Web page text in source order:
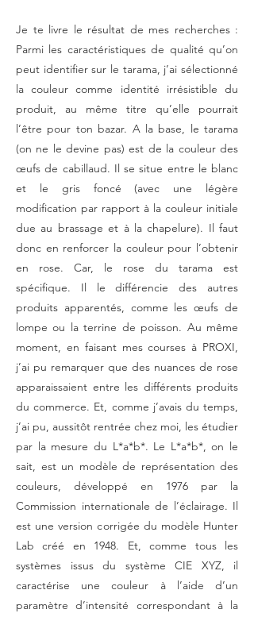
Je te livre le résultat de mes recherches :
Parmi les caractéristiques de qualité qu’on
peut identifier sur le tarama, j’ai sélectionné
la couleur comme identité irrésistible du
produit, au même titre qu’elle pourrait
l’être pour ton bazar. A la base, le tarama
(on ne le devine pas) est de la couleur des
œufs de cabillaud. Il se situe entre le blanc
et le gris foncé (avec une légère
modification par rapport à la couleur initiale
due au brassage et à la chapelure). Il faut
donc en renforcer la couleur pour l’obtenir
en rose. Car, le rose du tarama est
spécifique. Il le différencie des autres
produits apparentés, comme les œufs de
lompe ou la terrine de poisson. Au même
moment, en faisant mes courses à PROXI,
j’ai pu remarquer que des nuances de rose
apparaissaient entre les différents produits
du commerce. Et, comme j’avais du temps,
j’ai pu, aussitôt rentrée chez moi, les étudier
par la mesure du L*a*b*. Le L*a*b*, on le
sait, est un modèle de représentation des
couleurs, développé en 1976 par la
Commission internationale de l’éclairage. Il
est une version corrigée du modèle Hunter
Lab créé en 1948. Et, comme tous les
systèmes issus du système CIE XYZ, il
caractérise une couleur à l’aide d’un
paramètre d’intensité correspondant à la